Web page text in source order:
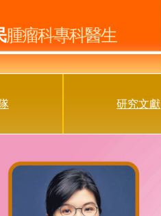
腫瘤科專科醫生
研究文獻